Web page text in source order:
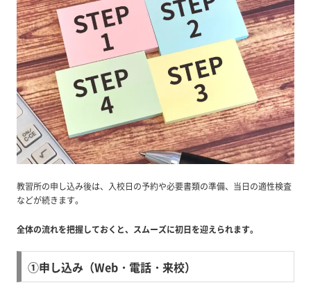
教習所の申し込み後は、入校日の予約や必要書類の準備、当日の適性検査
などが続きます。
全体の流れを把握しておくと、スムーズに初日を迎えられます。
①申し込み（Web・電話・来校）